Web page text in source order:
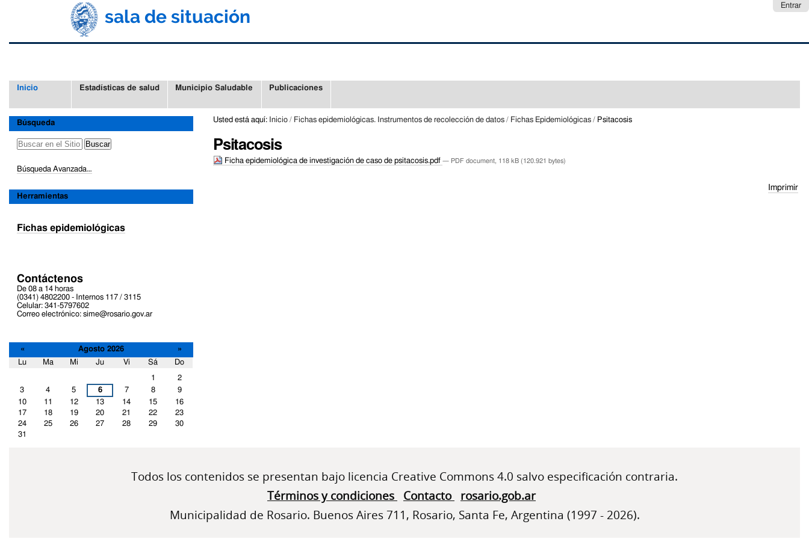
Entrar
Secciones
Inicio Estadísticas de salud Municipio Saludable Publicaciones
Usted está aquí: Inicio / Fichas epidemiológicas. Instrumentos de recolección de datos / Fichas Epidemiológicas / Psitacosis
Psitacosis
Ficha epidemiológica de investigación de caso de psitacosis.pdf— PDF document, 118 kB (120.921 bytes)
Imprimir
Búsqueda
Búsqueda Avanzada…
Herramientas
Fichas epidemiológicas
Contáctenos
De 08 a 14 horas
(0341) 4802200 - Internos 117 / 3115
Celular: 341-5797602
Correo electrónico: sime@rosario.gov.ar
« Agosto 2026 »
Lu Ma Mi Ju Vi Sá
Do
1
2
3
4 5 6 7 8
9
10
11 12 13 14 15
16
17
18 19 20 21 22
23
24
25 26 27 28 29
30
31